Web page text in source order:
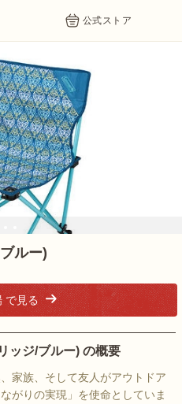
公式ストア
ルー)
で見る
ッジ/ブルー) の概要
家族、そして友人がアウトドア
がりの実現」を使命としていま